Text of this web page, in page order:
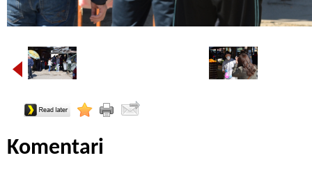
Komentari